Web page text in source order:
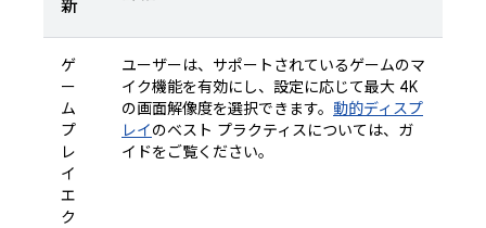
新
ゲ
ー
ム
プ
レ
イ
エ
ク
ユーザーは、サポートされているゲームのマ
イク機能を有効にし、設定に応じて最大 4K
の画面解像度を選択できます。 動的ディスプ
レイのベスト プラクティスについては、ガ
イドをご覧ください。